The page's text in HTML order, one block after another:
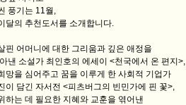
풍기는 11월,
달의 추천도서를 소개합니다.
핀 어머니에 대한 그리움과 깊은 애정을
낸 소설가 최인호의 에세이 <천국에서 온 편지>,
망을 심어주고 꿈을 이루게 한 사회적 기업가
이 담긴 자서전 <피츠버그의 빈민가에 핀 꽃>,
하는 데 필요한 지혜와 교훈을 엮어낸